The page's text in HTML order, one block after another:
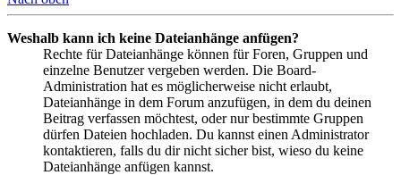
Weshalb kann ich keine Dateianhänge anfügen?
Rechte für Dateianhänge können für Foren, Gruppen und
einzelne Benutzer vergeben werden. Die Board-
Administration hat es möglicherweise nicht erlaubt,
Dateianhänge in dem Forum anzufügen, in dem du deinen
Beitrag verfassen möchtest, oder nur bestimmte Gruppen
dürfen Dateien hochladen. Du kannst einen Administrator
kontaktieren, falls du dir nicht sicher bist, wieso du keine
Dateianhänge anfügen kannst.